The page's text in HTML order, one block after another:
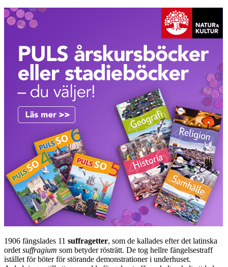
1906 fängslades 11 suffragetter, som de kallades efter det latinska
ordet suffragium som betyder rösträtt. De tog hellre fängelsestraff
istället för böter för störande demonstrationer i underhuset.